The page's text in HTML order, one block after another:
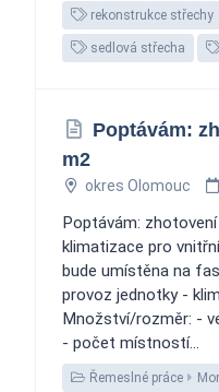
rekonstrukce střechy
sedlová střecha
Poptávám:
m2
okres Olomouc
Poptávám:
klimatizace pro
bude umístěna na
provoz jednotky -
Množství/rozměr: -
- počet místností...
Řemeslné práce